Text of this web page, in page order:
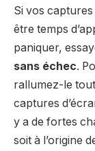
Si vos
être temps
paniquer,
sans échec.
rallumez-le
captures
y a de fortes
soit à l’origine